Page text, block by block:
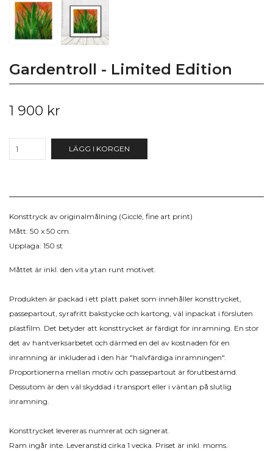
Gardentroll - Limited Edition
1 900 kr
LÄGG I KORGEN
Konsttryck av originalmålning (Gicclé, fine art print)
Mått: 50 x 50 cm.
Upplaga: 150 st
Måttet är inkl. den vita ytan runt motivet.
Produkten är packad i ett platt paket som innehåller konsttrycket,
passepartout, syrafritt bakstycke och kartong, väl inpackat i försluten
plastfilm. Det betyder att konsttrycket är färdigt för inramning. En stor
det av hantverksarbetet och därmed en del av kostnaden för en
inramning är inkluderad i den här "halvfärdiga inramningen".
Proportionerna mellan motiv och passepartout är förutbestämd.
Dessutom är den väl skyddad i transport eller i väntan på slutlig
inramning.
Konsttrycket levereras numrerat och signerat.
Ram ingår inte. Leveranstid cirka 1 vecka. Priset är inkl. moms.